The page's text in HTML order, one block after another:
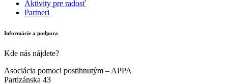
Informácie a podpora
Kde nás nájdete?
Asociácia pomoci postihnutým – APPA
921 01 Piešťany